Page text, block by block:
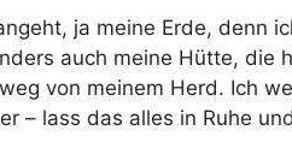
ja meine Erde, denn
auch meine Hütte, die
von meinem Herd. Ich
– lass das alles in Ruhe